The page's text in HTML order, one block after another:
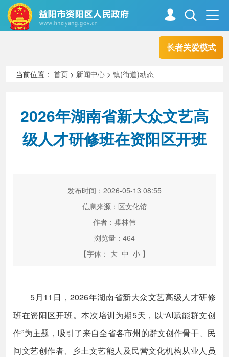
长者关爱模式
走进资阳
新闻中心 解读回应
当前位置：首页 > 新闻中心 >镇(街道)动态
2026年湖南省新大众文艺高
级人才研修班在资阳区开班
发布时间：2026-05-13 08:55
信息来源：区文化馆
作者：巢林伟
浏览量： 464
【字体： 大 中 小 】
5月11日，2026年湖南省新大众文艺高级人才研修
班在资阳区开班。本次培训为期5天，以“AI赋能群文创
作”为主题，吸引了来自全省各市州的群文创作骨干、民
间文艺创作者、乡土文艺能人及民营文化机构从业人员